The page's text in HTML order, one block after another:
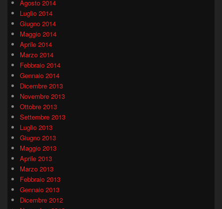
Agosto 2014
Luglio 2014
Giugno 2014
Maggio 2014
Aprile 2014
Marzo 2014
Febbraio 2014
Gennaio 2014
Dicembre 2013
Novembre 2013
Ottobre 2013
Settembre 2013
Luglio 2013
Giugno 2013
Maggio 2013
Aprile 2013
Marzo 2013
Febbraio 2013
Gennaio 2013
Dicembre 2012